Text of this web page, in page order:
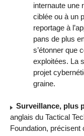
internaute une
ciblée ou à un
reportage à
pans de plus
s’étonner que
exploitées. La
projet
graine.
Surveillance, plus
anglais du Tactical
Foundation, précisent